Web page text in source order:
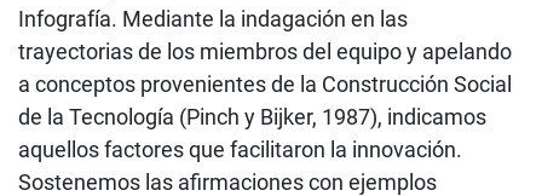
Infografía. Mediante la indagación en las
trayectorias de los miembros del equipo y apelando
a conceptos provenientes de la Construcción Social
de la Tecnología (Pinch y Bijker, 1987), indicamos
aquellos factores que facilitaron la innovación.
Sostenemos las afirmaciones con ejemplos